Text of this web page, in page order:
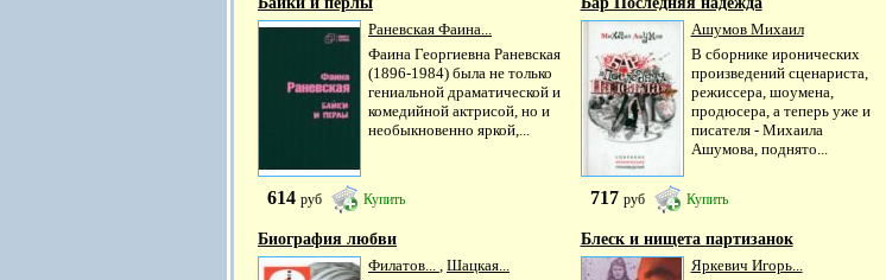
Раневская Фаина...
Фаина Георгиевна Раневская
(1896-1984) была не только
гениальной драматической и
комедийной актрисой, но и
необыкновенно яркой,...
614 руб Купить
Ашумов Михаил
В сборнике иронических
произведений сценариста,
режиссера, шоумена,
продюсера, а теперь уже и
писателя - Михаила
Ашумова, поднято...
717 руб Купить
Биография любви
Филатов... , Шацкая...
Блеск и нищета партизанок
Яркевич Игорь...